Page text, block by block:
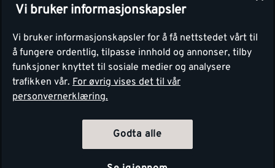
Montér
Vi bruker informasjonskapsler
Vi bruker informasjonskapsler for å få nettstedet vårt til
å fungere ordentlig, tilpasse innhold og annonser, tilby
funksjoner knyttet til sosiale medier og analysere
trafikken vår. For øvrig vises det til vår
personvernerklæring.
Godta alle